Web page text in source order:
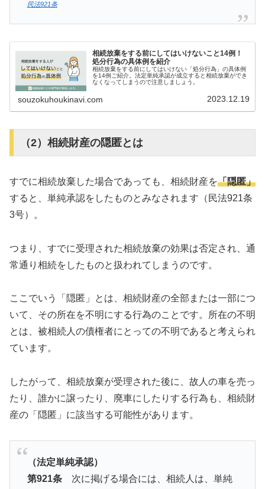
民法921条
相続放棄をする前にしてはいけないこと14例！
処分行為の具体例を紹介
相続放棄をする前にしてはいけない「処分行為」の具体例
を14例ご紹介。法定単純承認が成立すると相続放棄ができ
なくなってしまうので注意しましょう。
souzokuhoukinavi.com 2023.12.19
（2）相続財産の隠匿とは
すでに相続放棄した場合であっても、相続財産を「隠匿」
すると、単純承認をしたものとみなされます（民法921条
3号）。
つまり、すでに受理された相続放棄の効果は否定され、通
常通り相続をしたものと扱われてしまうのです。
ここでいう「隠匿」とは、相続財産の全部または一部につ
いて、その所在を不明にする行為のことです。所在の不明
とは、被相続人の債権者にとっての不明であると考えられ
ています。
したがって、相続放棄が受理された後に、故人の車を売っ
たり、誰かに譲ったり、廃車にしたりする行為も、相続財
産の「隠匿」に該当する可能性があります。
（法定単純承認）
第921条次に掲げる場合には、相続人は、単純